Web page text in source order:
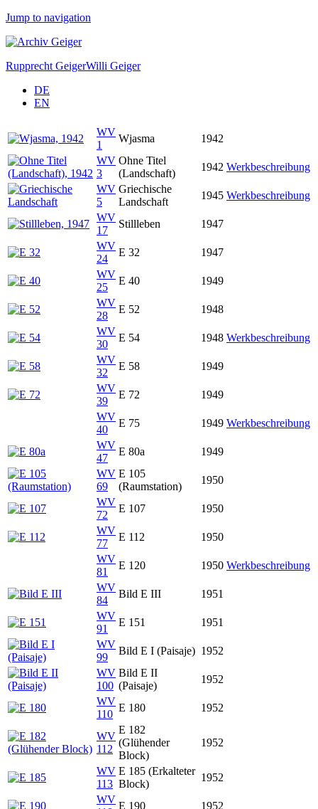
Jump to navigation
Rupprecht GeigerWilli Geiger
DE
EN
WV
1
Wjasma
1942
WV
3
Ohne Titel
(Landschaft)
1942 Werkbeschreibung
WV
5
Griechische
Landschaft
1945 Werkbeschreibung
WV
17
Stillleben
1947
WV
24
E 32
1947
WV
25
E 40
1949
WV
28
E 52
1948
WV
30
E 54 1948 Werkbeschreibung
WV
32
E 58
1949
WV
39
E 72
1949
WV
40
E 75 1949 Werkbeschreibung
WV
47
E 80a
1949
WV
69
E 105
(Raumstation)
1950
WV
72
E 107
1950
WV
77
E 112
1950
WV
81
E 120 1950 Werkbeschreibung
WV
84
Bild E III
1951
WV
91
E 151
1951
WV
99
Bild E I (Paisaje) 1952
WV
100
Bild E II
(Paisaje)
1952
WV
110
E 180 1952
WV
112
E 182
(Glühender
Block)
1952
WV
113
E 185 (Erkalteter
Block)
1952
WV
E 190
1952